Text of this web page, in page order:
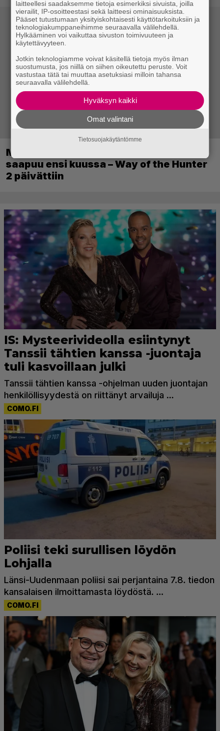
Metsästyssimulaattorin jatko-osa
saapuu ensi kuussa – Way of the Hunter
2 päivättiin
laitteellesi saadaksemme tietoja esimerkiksi sivuista, joilla
vierailit, IP-osoitteestasi sekä laitteesi ominaisuuksista.
Pääset tutustumaan yksityiskohtaisesti käyttötarkoituksiin ja
teknologiakumppaneihimme seuraavalla välilehdellä.
Hylkääminen voi vaikuttaa sivuston toimivuuteen ja
käytettävyyteen.
Jotkin teknologiamme voivat käsitellä tietoja myös ilman
suostumusta, jos niillä on siihen oikeutettu peruste. Voit
vastustaa tätä tai muuttaa asetuksiasi milloin tahansa
seuraavalla välilehdellä.
Hyväksyn kaikki
Omat valintani
Tietosuojakäytäntömme